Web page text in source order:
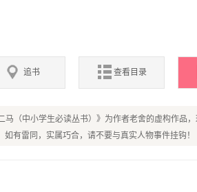
追书 查看目录
马（中小学生必读丛书）》为作者老舍的虚构作品
如有雷同，实属巧合，请不要与真实人物事件挂钩！